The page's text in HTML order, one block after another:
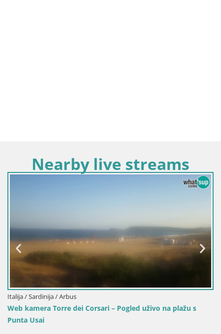
Nearby live streams
Italija / Sardinija / Arbus
Web kamera Torre dei Corsari – Pogled uživo na plažu s
Punta Usai